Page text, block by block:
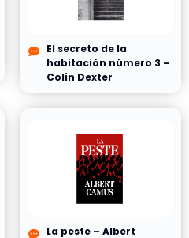
El secreto de la
habitación número 3 –
Colin Dexter
La peste – Albert